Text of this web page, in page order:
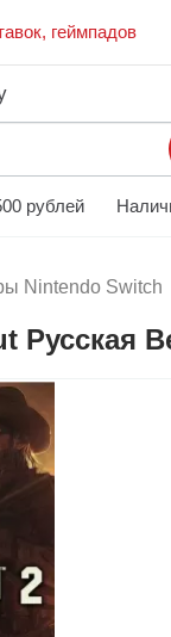
геймпадов
рублей
Nintendo Switch
Русская